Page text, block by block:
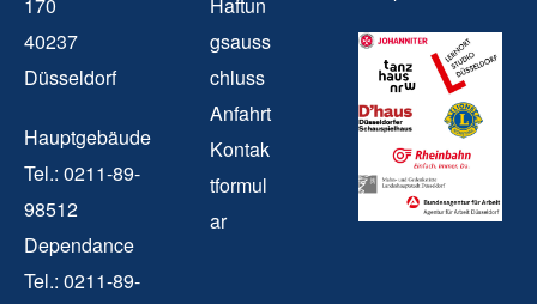
40237
Düsseldorf
Hauptgebäude
Tel.: 0211-89-
98512
Dependance
Tel.: 0211-89-
gsauss
chluss
Anfahrt
Kontak
tformul
ar